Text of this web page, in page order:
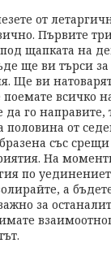
от
Първите
щапката на
ще ви търси
Ще ви
поемате всичко
го направите,
половина от
със
На
по
а
за